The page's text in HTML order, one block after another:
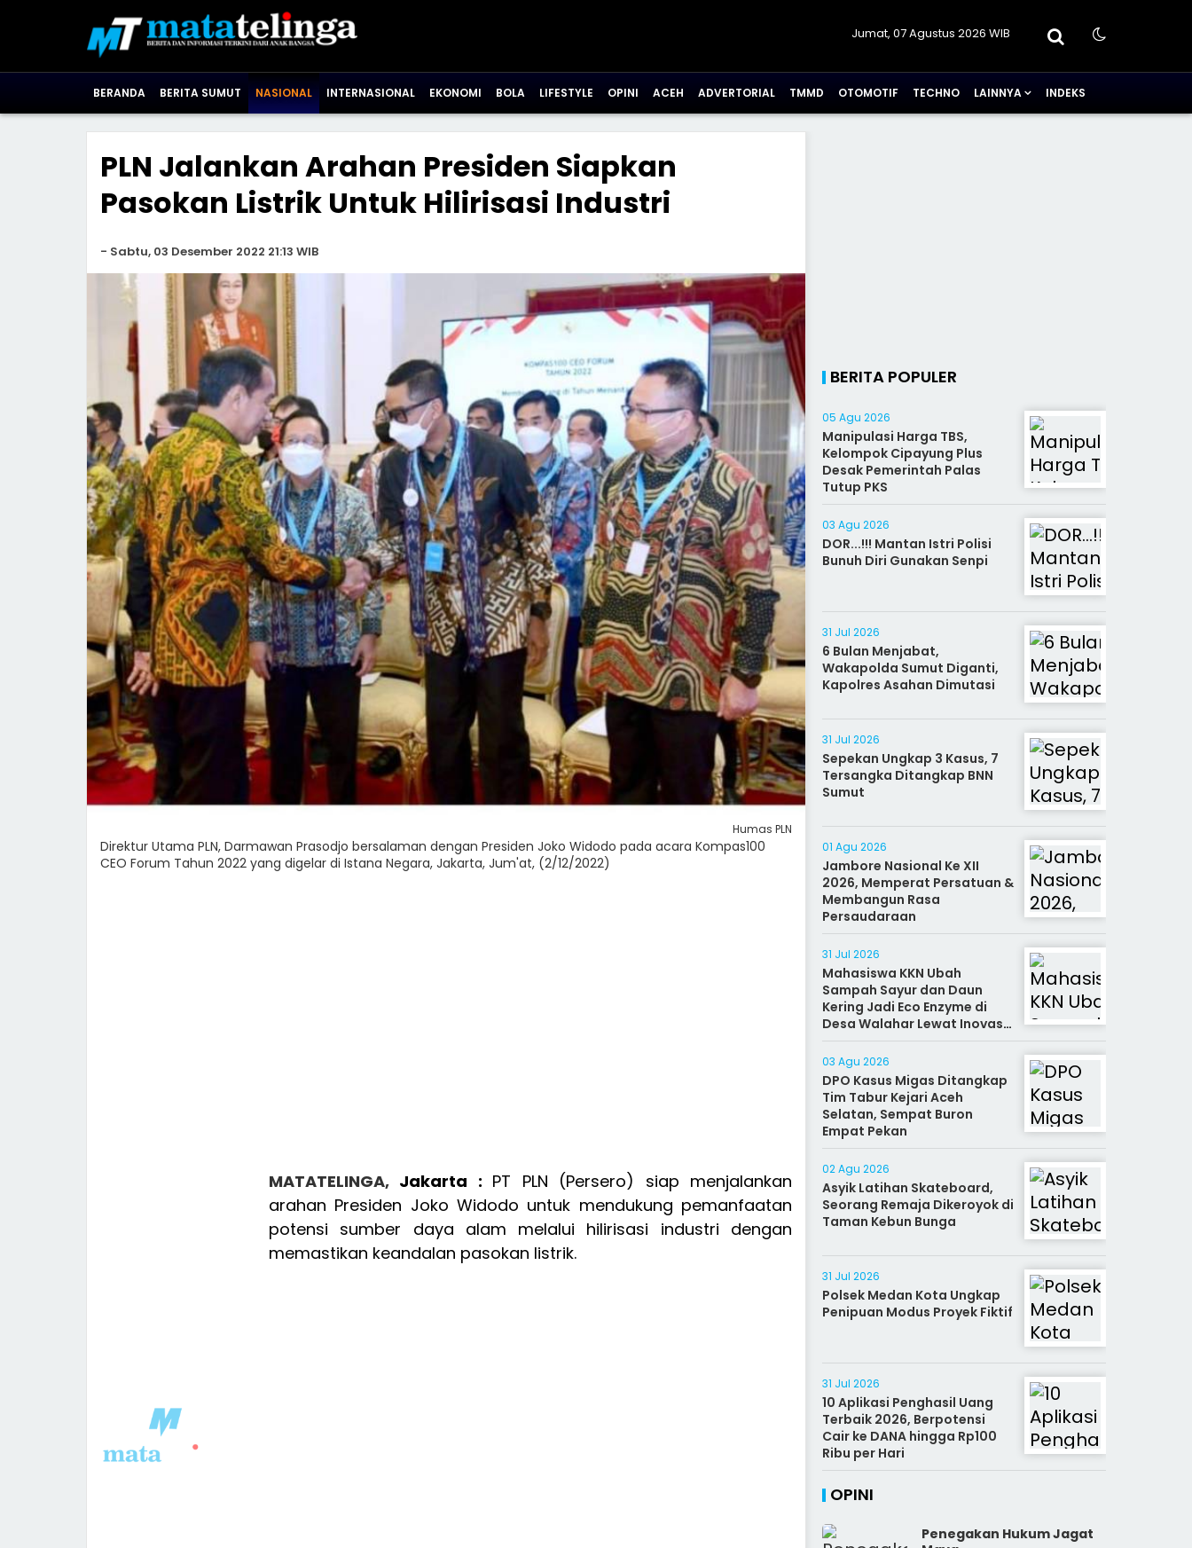
Jumat, 07 Agustus 2026 WIB
BERANDA BERITA SUMUT NASIONAL INTERNASIONAL EKONOMI BOLA LIFESTYLE OPINI ACEH ADVERTORIAL TMMD OTOMOTIF TECHNO LAINNYA INDEKS
PLN Jalankan Arahan Presiden Siapkan
Pasokan Listrik Untuk Hilirisasi Industri
- Sabtu, 03 Desember 2022 21:13 WIB
Humas PLN
Direktur Utama PLN, Darmawan Prasodjo bersalaman dengan Presiden Joko Widodo pada acara Kompas100
CEO Forum Tahun 2022 yang digelar di Istana Negara, Jakarta, Jum'at, (2/12/2022)
MATATELINGA, Jakarta : PT PLN (Persero) siap menjalankan
arahan Presiden Joko Widodo untuk mendukung pemanfaatan
potensi sumber daya alam melalui hilirisasi industri dengan
memastikan keandalan pasokan listrik.
BERITA POPULER
05 Agu 2026
Manipulasi Harga TBS,
Kelompok Cipayung Plus
Desak Pemerintah Palas
Tutup PKS
03 Agu 2026
DOR...!!! Mantan Istri Polisi
Bunuh Diri Gunakan Senpi
31 Jul 2026
6 Bulan Menjabat,
Wakapolda Sumut Diganti,
Kapolres Asahan Dimutasi
31 Jul 2026
Sepekan Ungkap 3 Kasus, 7
Tersangka Ditangkap BNN
Sumut
01 Agu 2026
Jambore Nasional Ke XII
2026, Memperat Persatuan &
Membangun Rasa
Persaudaraan
31 Jul 2026
Mahasiswa KKN Ubah
Sampah Sayur dan Daun
Kering Jadi Eco Enzyme di
Desa Walahar Lewat Inovasi
Alat Kreatif
03 Agu 2026
DPO Kasus Migas Ditangkap
Tim Tabur Kejari Aceh
Selatan, Sempat Buron
Empat Pekan
02 Agu 2026
Asyik Latihan Skateboard,
Seorang Remaja Dikeroyok di
Taman Kebun Bunga
31 Jul 2026
Polsek Medan Kota Ungkap
Penipuan Modus Proyek Fiktif
31 Jul 2026
10 Aplikasi Penghasil Uang
Terbaik 2026, Berpotensi
Cair ke DANA hingga Rp100
Ribu per Hari
OPINI
Penegakan Hukum Jagat